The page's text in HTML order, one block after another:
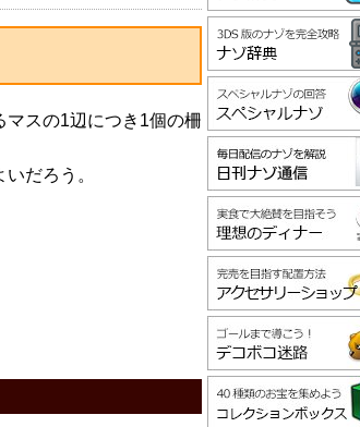
スの1辺につき1個の柵
だろう。